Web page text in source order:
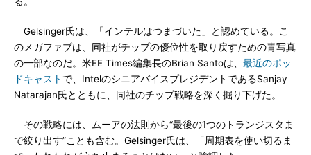
Gelsinger氏は、「インテルはつまづいた」と認めている。こ
のメガファブは、同社がチップの優位性を取り戻すための青写真
の一部なのだ。米EE Times編集長のBrian Santoは、 最近のポッ
ドキャスト で、IntelのシニアバイスプレジデントであるSanjay
Natarajan氏とともに、同社のチップ戦略を深く掘り下げた。
その戦略には、ムーアの法則から“最後の1つのトランジスタま
で絞り出す”ことも含む。Gelsinger氏は、「周期表を使い切るま